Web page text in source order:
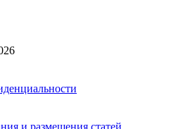
и размещения статей